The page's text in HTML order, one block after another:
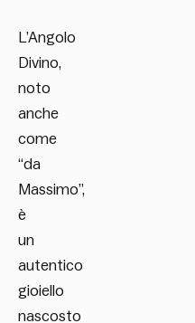
L’Angolo
Divino,
noto
anche
come
“da
Massimo”,
è
un
autentico
gioiello
nascosto